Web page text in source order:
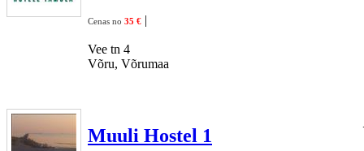
Cenas no 35 € |
Vee tn 4
Võru, Võrumaa
Muuli Hostel 1